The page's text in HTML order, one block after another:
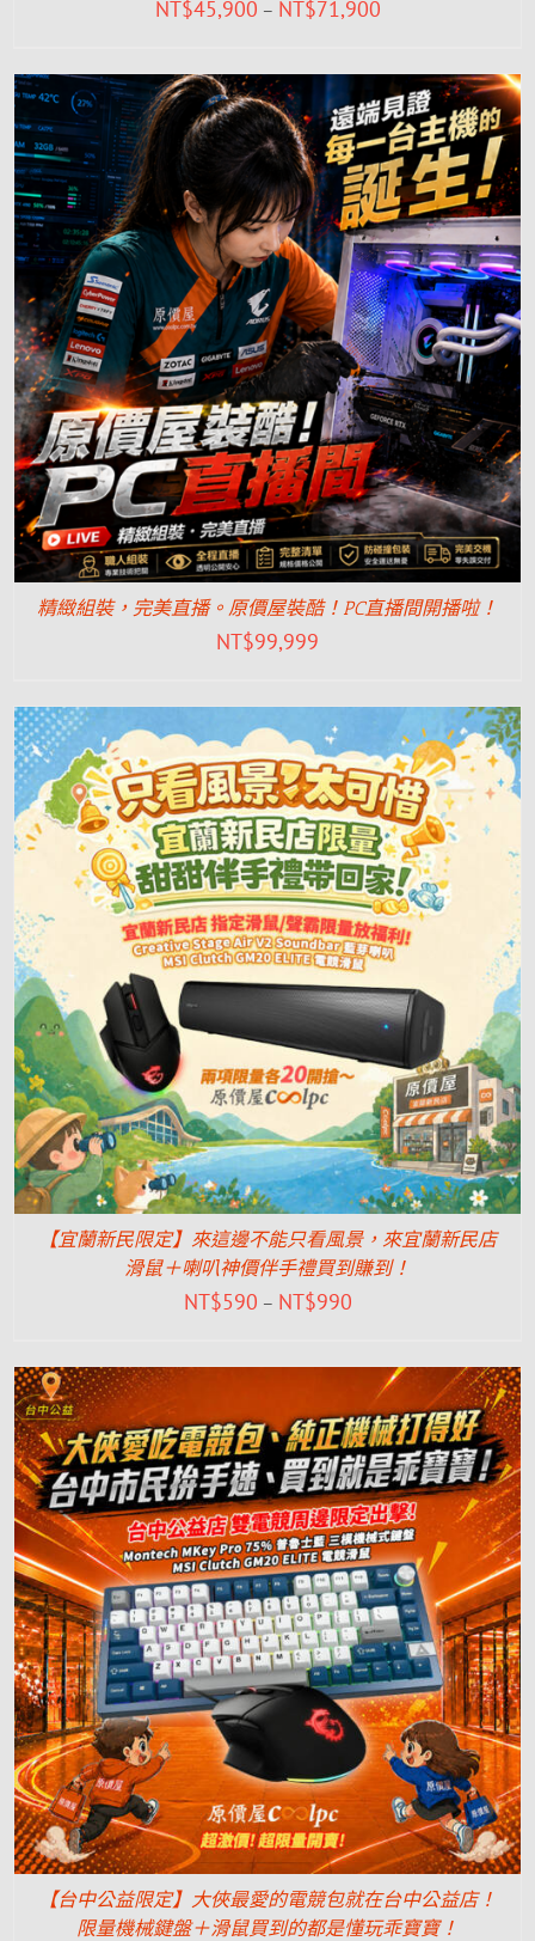
NT$45,900 – NT$71,900
精緻組裝，完美直播。原價屋裝酷！PC直播間開播啦！
NT$99,999
【宜蘭新民限定】來這邊不能只看風景，來宜蘭新民店
滑鼠＋喇叭神價伴手禮買到賺到！
NT$590 – NT$990
【台中公益限定】大俠最愛的電競包就在台中公益店！
限量機械鍵盤＋滑鼠買到的都是懂玩乖寶寶！